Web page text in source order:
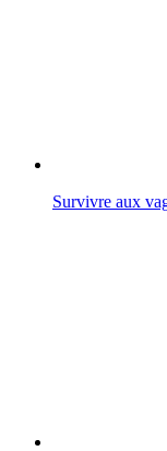
Survivre aux